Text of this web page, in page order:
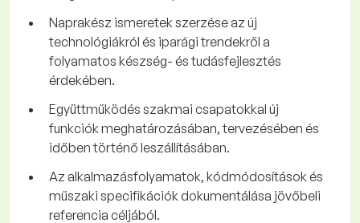
Naprakész ismeretek szerzése az új
technológiákról és iparági trendekről a
folyamatos készség- és tudásfejlesztés
érdekében.
Együttműködés szakmai csapatokkal új
funkciók meghatározásában, tervezésében és
időben történő leszállításában.
Az alkalmazásfolyamatok, kódmódosítások és
műszaki specifikációk dokumentálása jövőbeli
referencia céljából.